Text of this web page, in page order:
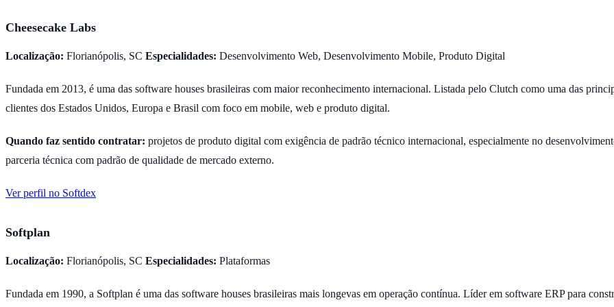
Cheesecake Labs
Localização: Florianópolis, SC Especialidades: Desenvolvimento Web, Desenvolvimento Mobile, Produto Digital
Fundada em 2013, é uma das software houses brasileiras com maior reconhecimento internacional. Listada pelo Clutch como uma das
clientes dos Estados Unidos, Europa e Brasil com foco em mobile, web e produto digital.
Quando faz sentido contratar: projetos de produto digital com exigência de padrão técnico internacional, especialmente no
parceria técnica com padrão de qualidade de mercado externo.
Ver perfil no Softdex
Softplan
Localização: Florianópolis, SC Especialidades: Plataformas
Fundada em 1990, a Softplan é uma das software houses brasileiras mais longevas em operação contínua. Líder em software ERP para